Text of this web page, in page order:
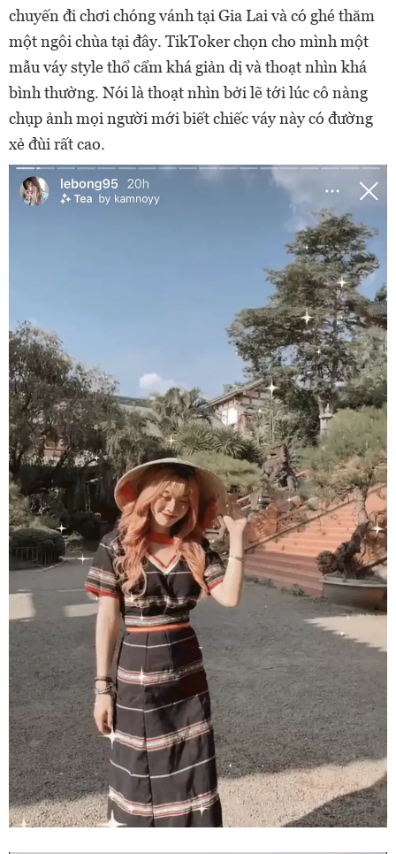
chuyến đi chơi chóng vánh tại Gia Lai và có ghé thăm
một ngôi chùa tại đây. TikToker chọn cho mình một
mẫu váy style thổ cẩm khá giản dị và thoạt nhìn khá
bình thường. Nói là thoạt nhìn bởi lẽ tới lúc cô nàng
chụp ảnh mọi người mới biết chiếc váy này có đường
xẻ đùi rất cao.